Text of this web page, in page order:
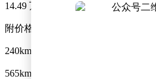
14.49 万元，提供纯电与增程动力。
附价格如下：
240km Plus 增程版 11.49 万元
565km Air 版 10.49 万元